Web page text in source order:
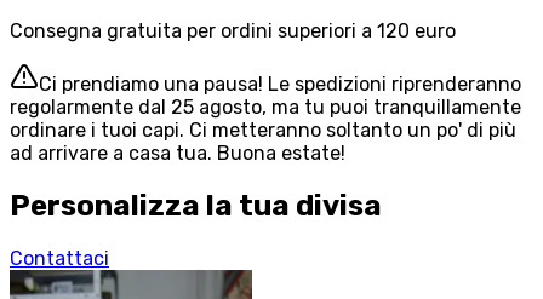
Consegna gratuita per ordini superiori a 120 euro
Ci prendiamo una pausa! Le spedizioni riprenderanno
regolarmente dal 25 agosto, ma tu puoi tranquillamente
ordinare i tuoi capi. Ci metteranno soltanto un po' di più
ad arrivare a casa tua. Buona estate!
Personalizza la tua divisa
Contattaci